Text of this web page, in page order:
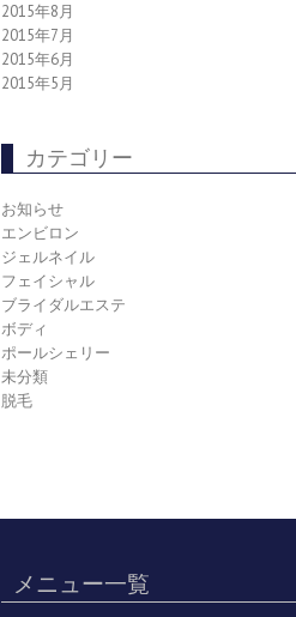
2015年8月
2015年7月
2015年6月
2015年5月
カテゴリー
お知らせ
エンビロン
ジェルネイル
フェイシャル
ブライダルエステ
ボディ
ポールシェリー
未分類
脱毛
メニュー一覧